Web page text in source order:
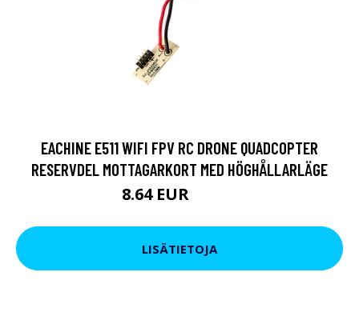
EACHINE E511 WIFI FPV RC DRONE QUADCOPTER
RESERVDEL MOTTAGARKORT MED HÖGHÅLLARLÄGE
8.64 EUR
LISÄTIETOJA